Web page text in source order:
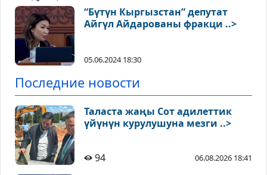
“Бүтүн Кыргызстан” депутат
Айгүл Айдарованы фракци ..>
05.06.2024 18:30
Последние новости
Таласта жаңы Сот адилеттик
үйүнүн курулушуна мезги ..>
94 06.08.2026 18:41